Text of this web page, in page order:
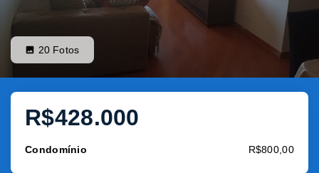
20 Fotos
R$428.000
Condomínio R$800,00